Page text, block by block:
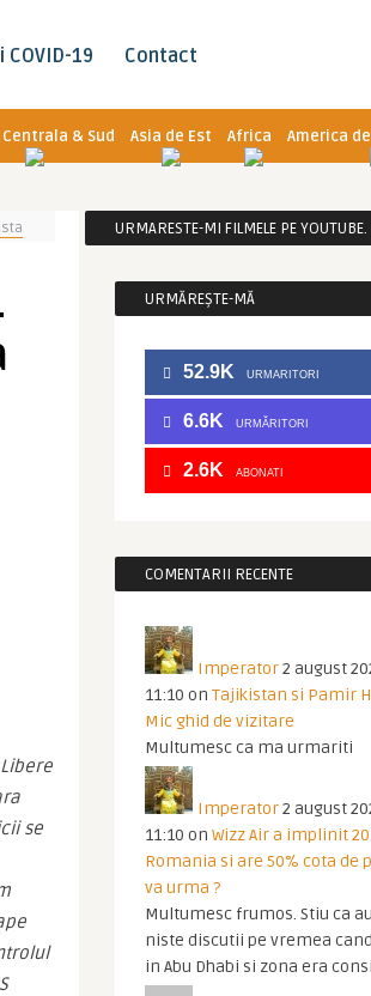
COVID-19 Contact
& Sud Asia de Est Africa America
se
URMARESTE-MI FILMELE PE YOUTUBE.
URMĂREȘTE-MĂ
52.9K URMARITORI
6.6K URMĂRITORI
2.6K ABONATI
COMENTARII RECENTE
Imperator2 august
11:10 on Tajikistan si Pamir
Mic ghid de vizitare
Multumesc ca ma urmariti
Imperator2 august
11:10 on Wizz Air a implinit
Romania si are 50% cota de
va urma ?
Multumesc frumos. Stiu ca
niste discutii pe vremea
in Abu Dhabi si zona era